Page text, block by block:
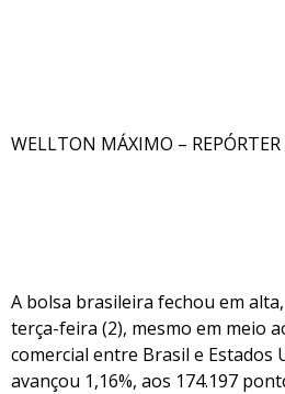
WELLTON MÁXIMO –
A bolsa brasileira fechou em
terça-feira (2), mesmo em meio
comercial entre Brasil e Estados
avançou 1,16%, aos 174.197